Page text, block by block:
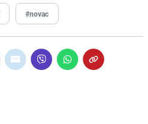
#novac